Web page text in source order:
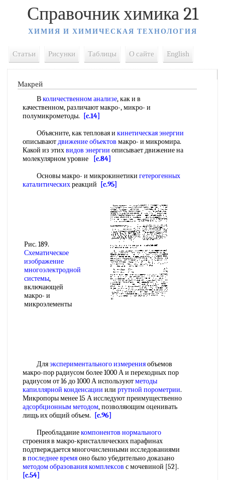
Справочник химика 21
ХИМИЯ И ХИМИЧЕСКАЯ ТЕХНОЛОГИЯ
Статьи Рисунки Таблицы О сайте English
Макрей
Вколичественном анализе, как и в
качественном, различают макро-, микро- и
полумикрометоды.
[c.14]
Объясните, как тепловая и кинетическая энергии
описываютдвижение объектов макро- и микромира.
Какой из этихвидов энергии описывает движение на
молекулярном уровне
[c.84]
Основы макро- и микрокинетики гетерогенных
каталитическихреакций [c.95]
Рис. 189.
Схематическое
изображение
многоэлектродной
системы,
включающей
макро- и
микроэлементы
Дляэкспериментального измеренияобъемов
макро-пор радиусом более 1000 А и переходных пор
радиусом от 16 до 1000 А используютметоды
капиллярной конденсации или ртутной порометрии.
Микропоры менее 15 А исследуют преимущественно
адсорбционным методом, позволяющим оценивать
лищь их общий объем.
[c.96]
Преобладаниекомпонентов нормального
строения в макро-кристаллических парафинах
подтверждается многочисленными исследованиями
в последнее времяоно было убедительно доказано
методом образования комплексов с мочевиной [52].
[c.54]